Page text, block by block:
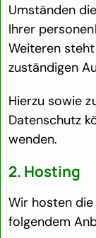
Umständen
Ihrer
Weiteren
zuständigen
Hierzu sowie
Datenschutz
wenden.
2. Hosting
Wir hosten
folgendem